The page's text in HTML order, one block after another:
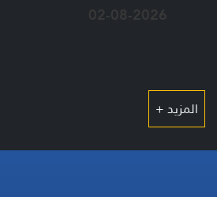
02-08-2026
المزيد +